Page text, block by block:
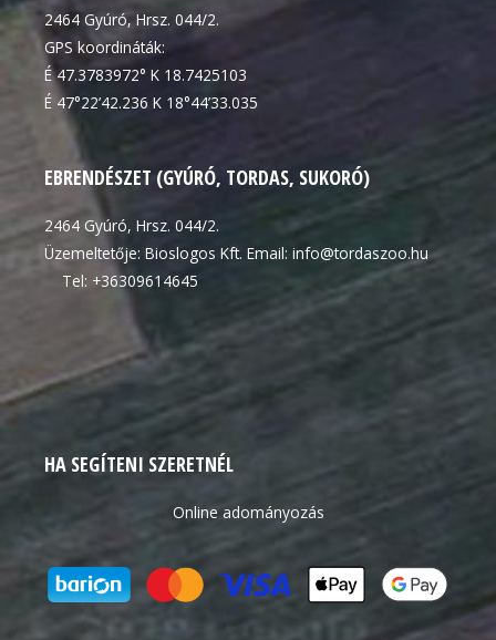
2464 Gyúró, Hrsz. 044/2.
GPS koordináták:
É 47.3783972° K 18.7425103
É 47°22’42.236 K 18°44’33.035
EBRENDÉSZET (GYÚRÓ, TORDAS, SUKORÓ)
2464 Gyúró, Hrsz. 044/2.
Üzemeltetője: Bioslogos Kft. Email: info@tordaszoo.hu
Tel: +36309614645
HA SEGÍTENI SZERETNÉL
Online adományozás